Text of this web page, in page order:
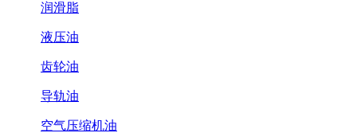
润滑脂
液压油
齿轮油
导轨油
空气压缩机油